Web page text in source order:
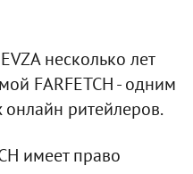
несколько лет
FARFETCH - одним
ритейлеров.
имеет право